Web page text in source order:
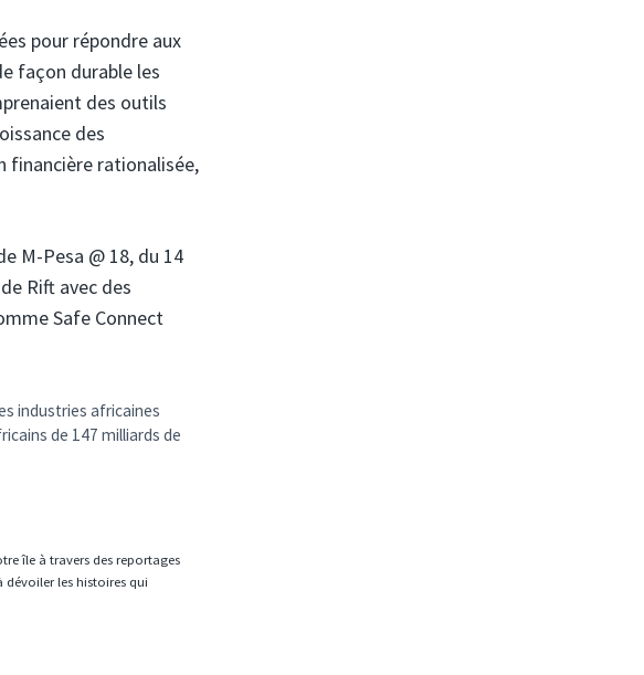
pour répondre aux
façon durable les
des outils
des
financière rationalisée,
M-Pesa @ 18, du 14
Rift avec des
Safe Connect
industries africaines
de 147 milliards de
île à travers des reportages
dévoiler les histoires qui